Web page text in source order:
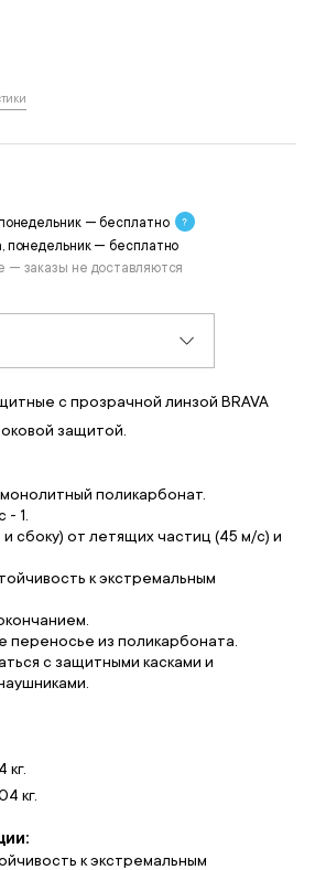
понедельник — бесплатно
понедельник — бесплатно
— заказы не доставляются
с прозрачной линзой BRAVA
защитой.
поликарбонат.
1.
сбоку) от летящих частиц (45 м/с) и
к экстремальным
переносье из поликарбоната.
с защитными касками и
кг.
кг.
к экстремальным